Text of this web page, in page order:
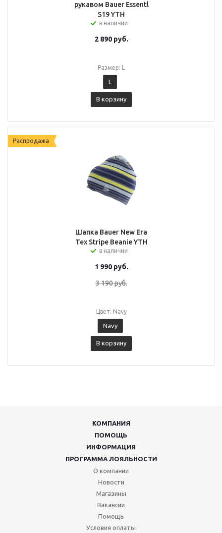
рукавом Bauer Essentl
S19 YTH
в наличии
2 890руб.
Размер: L
L
В корзину
Распродажа
Шапка Bauer New Era
Tex Stripe Beanie YTH
в наличии
1 990руб.
3 190руб.
Цвет: Navy
Navy
В корзину
КОМПАНИЯ
ПОМОЩЬ
ИНФОРМАЦИЯ
ПРОГРАММА ЛОЯЛЬНОСТИ
О компании
Новости
Магазины
Вакансии
Помощь
Условия оплаты